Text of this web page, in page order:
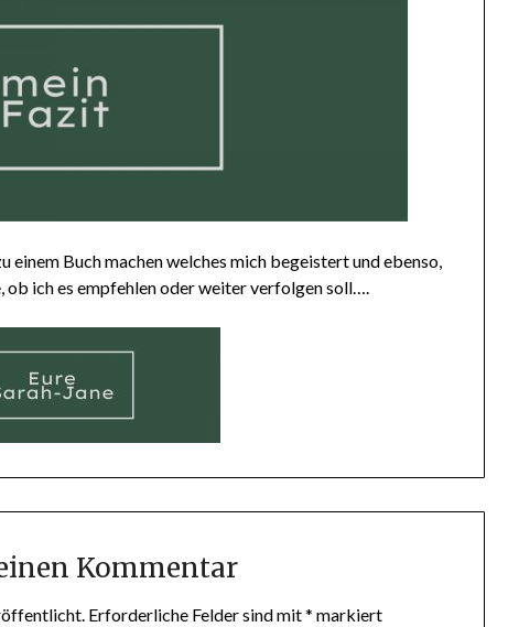
einem Buch machen welches mich begeistert und ebenso,
ob ich es empfehlen oder weiter verfolgen soll….
Kommentar
Erforderliche Felder sind mit* markiert